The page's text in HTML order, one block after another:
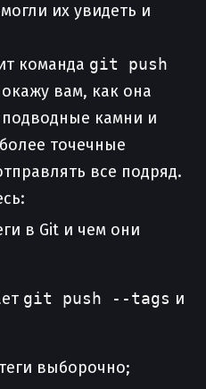
их увидеть и
команда git push
вам, как она
подводные камни и
точечные
все подряд.
в Git и чем они
git push --tags и
выборочно;